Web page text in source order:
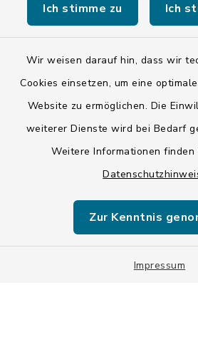
Ich stimme zu Ich
Wir weisen darauf hin, dass wir
Cookies einsetzen, um eine
Website zu ermöglichen. Die
weiterer Dienste wird bei Bedarf
Weitere Informationen finden
Zur Kenntnis
Impressum
Kontakt
Impressum
LSI-Siegel
Sitemap